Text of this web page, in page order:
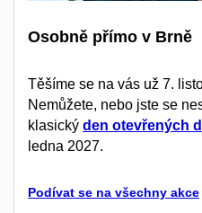
Osobně přímo v Brně
Těšíme se na vás už 7.
Nemůžete, nebo jste se
klasický den otevřených
ledna 2027.
Podívat se na všechny akce